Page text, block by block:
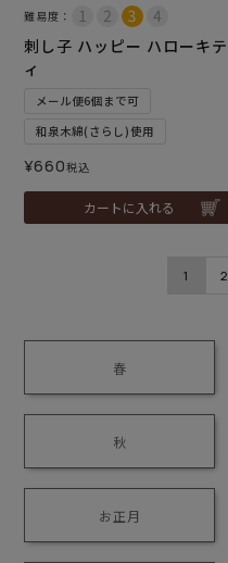
難易度：
刺し子 ハッピー ハローキテ
ィ
メール便6個まで可
和泉木綿(さらし)使用
¥660税込
カートに入れる
1 2
春
秋
お正月